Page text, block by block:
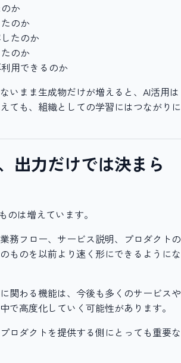
か
のか
たのか
のか
用できるのか
いまま生成物だけが増えると、AI活用は
ても、組織としての学習にはつながりに
出力だけでは決まら
のは増えています。
務フロー、サービス説明、プロダクトの
ものを以前より速く形にできるようにな
関わる機能は、今後も多くのサービスや
で高度化していく可能性があります。
ロダクトを提供する側にとっても重要な